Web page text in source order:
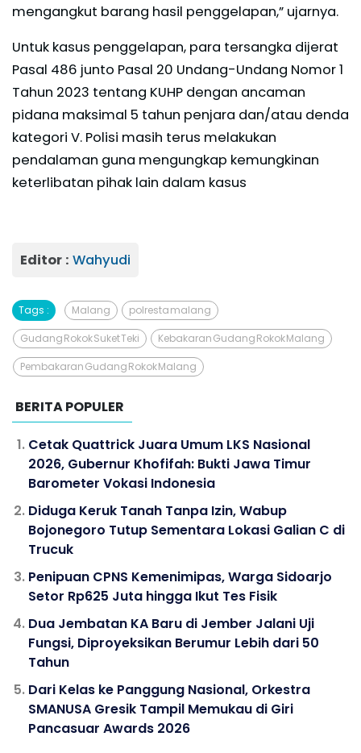
mengangkut barang hasil penggelapan,” ujarnya.
Untuk kasus penggelapan, para tersangka dijerat
Pasal 486 junto Pasal 20 Undang-Undang Nomor 1
Tahun 2023 tentang KUHP dengan ancaman
pidana maksimal 5 tahun penjara dan/atau denda
kategori V. Polisi masih terus melakukan
pendalaman guna mengungkap kemungkinan
keterlibatan pihak lain dalam kasus
Editor : Wahyudi
Tags : Malang polresta malang
Gudang Rokok Suket Teki Kebakaran Gudang Rokok Malang
Pembakaran Gudang Rokok Malang
BERITA POPULER
Cetak Quattrick Juara Umum LKS Nasional
2026, Gubernur Khofifah: Bukti Jawa Timur
Barometer Vokasi Indonesia
Diduga Keruk Tanah Tanpa Izin, Wabup
Bojonegoro Tutup Sementara Lokasi Galian C di
Trucuk
Penipuan CPNS Kemenimipas, Warga Sidoarjo
Setor Rp625 Juta hingga Ikut Tes Fisik
Dua Jembatan KA Baru di Jember Jalani Uji
Fungsi, Diproyeksikan Berumur Lebih dari 50
Tahun
Dari Kelas ke Panggung Nasional, Orkestra
SMANUSA Gresik Tampil Memukau di Giri
Pancasuar Awards 2026